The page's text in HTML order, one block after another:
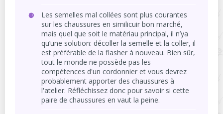
Les semelles mal collées sont plus courantes
sur les chaussures en similicuir bon marché,
mais quel que soit le matériau principal, il n’ya
qu’une solution: décoller la semelle et la coller, il
est préférable de la flasher à nouveau. Bien sûr,
tout le monde ne possède pas les
compétences d'un cordonnier et vous devrez
probablement apporter des chaussures à
l'atelier. Réfléchissez donc pour savoir si cette
paire de chaussures en vaut la peine.